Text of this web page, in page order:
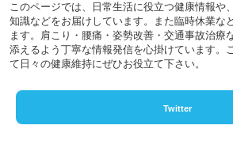
このページでは、日常生活に役立つ健康情報や
知識などをお届けしています。また臨時休業な
ます。肩こり・腰痛・姿勢改善・交通事故治療
添えるよう丁寧な情報発信を心掛けています。
て日々の健康維持にぜひお役立て下さい。
Twitter